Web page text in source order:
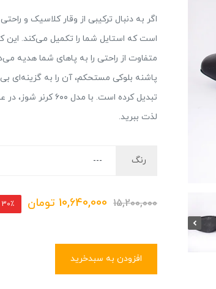
است که استایل شما را تکمیل می‌کند. این
پاشنه بلوکی مستحکم، آن را به
تبدیل کرده است.
لذت ببرید.
رنگ
15,200,000
10,640,000 تومان 30٪ تخفیف
افزودن به سبدخرید